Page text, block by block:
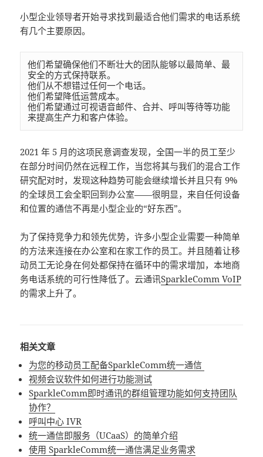
小型企业领导者开始寻求找到最适合他们需求的电话系统
有几个主要原因。
他们希望确保他们不断壮大的团队能够以最简单、最
安全的方式保持联系。
他们从不想错过任何一个电话。
他们希望降低运营成本。
他们希望通过可视语音邮件、合并、呼叫等待等功能
2021 年 5 月的这项民意调查发现，全国一半的员工至少
在部分时间仍然在远程工作，当您将其与我们的混合工作
研究配对时，发现这种趋势可能会继续增长并且只有 9%
的全球员工会全职回到办公室——很明显，来自任何设备
和位置的通信不再是小型企业的“好东西”。
为了保持竞争力和领先优势，许多小型企业需要一种简单
的方法来连接在办公室和在家工作的员工。并且随着让移
动员工无论身在何处都保持在循环中的需求增加，本地商
务电话系统的可行性降低了。云通讯SparkleComm VoIP
的需求上升了。
相关文章
为您的移动员工配备SparkleComm统一通信
视频会议软件如何进行功能测试
SparkleComm即时通讯的群组管理功能如何支持团队
协作？
呼叫中心 IVR
统一通信即服务（UCaaS）的简单介绍
使用 SparkleComm统一通信满足业务需求